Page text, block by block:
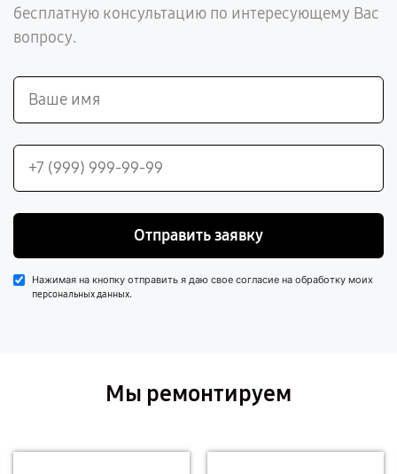
бесплатную консультацию по интересующему Вас
вопросу.
Отправить заявку
Нажимая на кнопку отправить я даю свое согласие на обработку моих
персональных данных.
Мы ремонтируем